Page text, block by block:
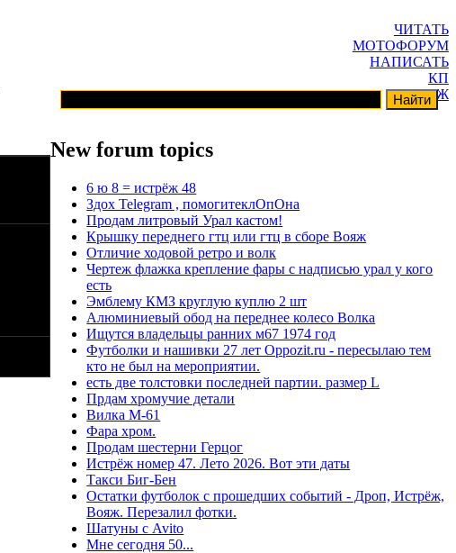
ЧИТАТЬ
МОТОФОРУМ
НАПИСАТЬ
КП
ГАРАЖ
New forum topics
6 ю 8 = истрёж 48
Здох Telegram , помогитеклОпОна
Продам литровый Урал кастом!
Крышку переднего гтц или гтц в сборе Вояж
Отличие ходовой ретро и волк
Чертеж флажка крепление фары с надписью урал у кого
есть
Эмблему КМЗ круглую куплю 2 шт
Алюминиевый обод на переднее колесо Волка
Ищутся владельцы ранних м67 1974 год
Футболки и нашивки 27 лет Oppozit.ru - пересылаю тем
кто не был на мероприятии.
есть две толстовки последней партии. размер L
Прдам хромучие детали
Вилка М-61
Фара хром.
Продам шестерни Герцог
Истрёж номер 47. Лето 2026. Вот эти даты
Такси Биг-Бен
Остатки футболок с прошедших событий - Дроп, Истрёж,
Вояж. Перезалил фотки.
Шатуны с Avito
Мне сегодня 50...